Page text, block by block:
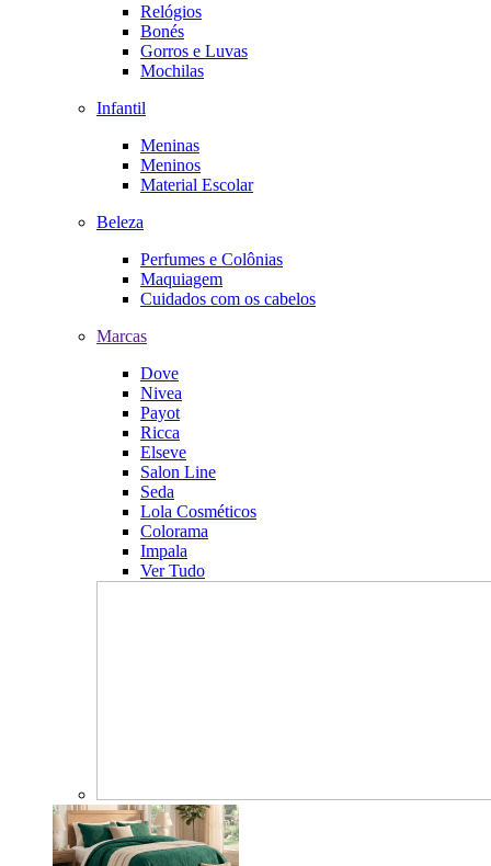
Relógios
Bonés
Gorros e Luvas
Mochilas
Infantil
Meninas
Meninos
Material Escolar
Beleza
Perfumes e Colônias
Maquiagem
Cuidados com os cabelos
Marcas
Dove
Nivea
Payot
Ricca
Elseve
Salon Line
Seda
Lola Cosméticos
Colorama
Impala
Ver Tudo